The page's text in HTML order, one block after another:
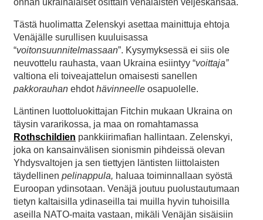
Tästä huolimatta Zelenskyi asettaa mainittuja ehtoja
Venäjälle surullisen kuuluisassa
“voitonsuunnitelmassaan”. Kysymyksessä ei siis ole
neuvottelu rauhasta, vaan Ukraina esiintyy “voittaja”
valtiona eli toiveajattelun omaisesti sanellen
pakkorauhan ehdothävinneelle osapuolelle.
Läntinen luottoluokittajan Fitchin mukaan Ukraina on
täysin vararikossa, ja maa on romahtamassa
Rothschildien pankkiirimafian hallintaan. Zelenskyi,
joka on kansainvälisen sionismin pihdeissä olevan
Yhdysvaltojen ja sen tiettyjen läntisten liittolaisten
täydellinen pelinappula, haluaa toiminnallaan syöstä
Euroopan ydinsotaan. Venäjä joutuu puolustautumaan
tietyn kaltaisilla ydinaseilla tai muilla hyvin tuhoisilla
aseilla NATO-maita vastaan, mikäli Venäjän sisäisiin